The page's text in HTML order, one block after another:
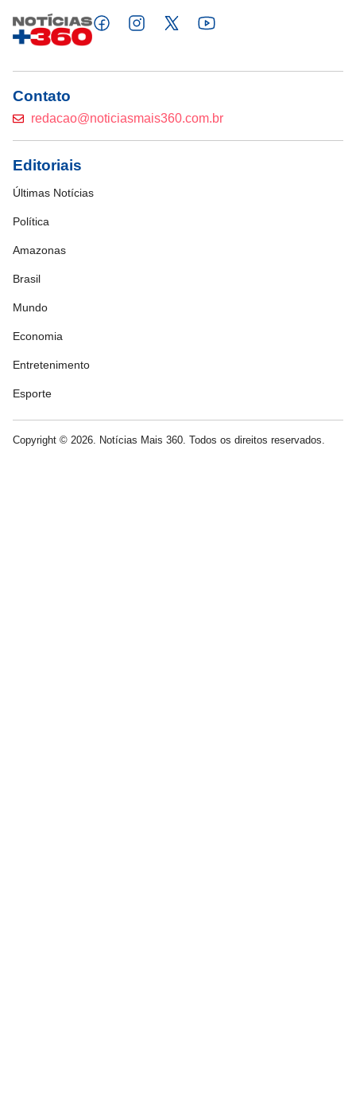
Contato
redacao@noticiasmais360.com.br
Editoriais
Últimas Notícias
Política
Amazonas
Brasil
Mundo
Economia
Entretenimento
Esporte
Copyright © 2026. Notícias Mais 360. Todos os direitos reservados.